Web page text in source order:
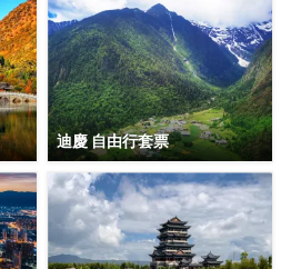
迪慶 自由行套票